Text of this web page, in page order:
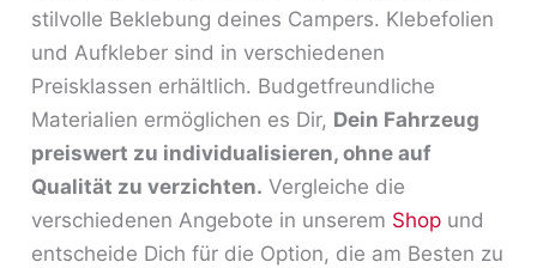
stilvolle Beklebung deines Campers. Klebefolien
und Aufkleber sind in verschiedenen
Preisklassen erhältlich. Budgetfreundliche
Materialien ermöglichen es Dir, Dein Fahrzeug
preiswert zu individualisieren, ohne auf
Qualität zu verzichten. Vergleiche die
verschiedenen Angebote in unserem Shop und
entscheide Dich für die Option, die am Besten zu